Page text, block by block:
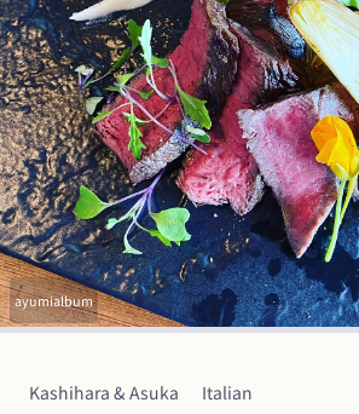
ayumialbum
Kashihara & Asuka Italian